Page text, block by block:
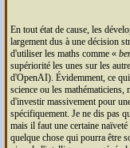
En tout état de cause, les
largement dus à une décision
d'utiliser les maths comme «
supériorité les unes sur les
d'OpenAI). Évidemment, ce
science ou les
d'investir massivement pour
spécifiquement. Je ne dis pas
mais il faut une certaine
quelque chose qui pourra être